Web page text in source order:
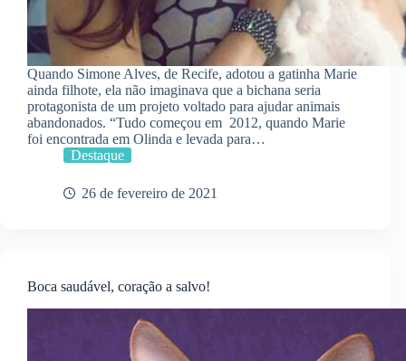
Quando Simone Alves, de Recife, adotou a gatinha Marie
ainda filhote, ela não imaginava que a bichana seria
protagonista de um projeto voltado para ajudar animais
abandonados. “Tudo começou em 2012, quando Marie
foi encontrada em Olinda e levada para…
Destaque
26 de fevereiro de 2021
Boca saudável, coração a salvo!